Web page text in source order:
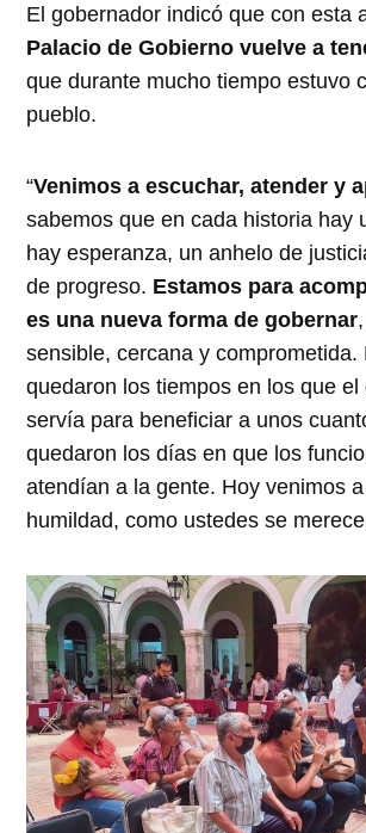
El gobernador indicó que con esta
Palacio de Gobierno vuelve a
que durante mucho tiempo estuvo
pueblo.
“Venimos a escuchar, atender y
sabemos que en cada historia hay
hay esperanza, un anhelo de
de progreso. Estamos para
es una nueva forma de gobernar
sensible, cercana y comprometida.
quedaron los tiempos en los que el
servía para beneficiar a unos
quedaron los días en que los
atendían a la gente. Hoy venimos
humildad, como ustedes se